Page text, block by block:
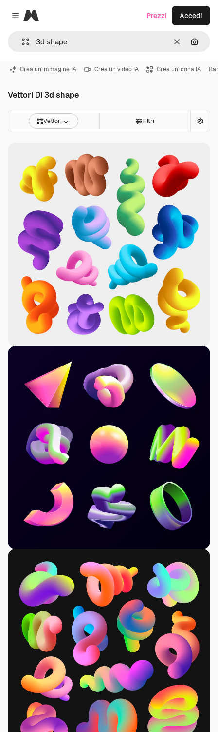
Close menu
Magnific
CancellaCerca
Prezzi Accedi
Crea un'immagine IA Crea un video IA Crea un'icona IA
Vettori Di 3d shape
Vettori Filtri